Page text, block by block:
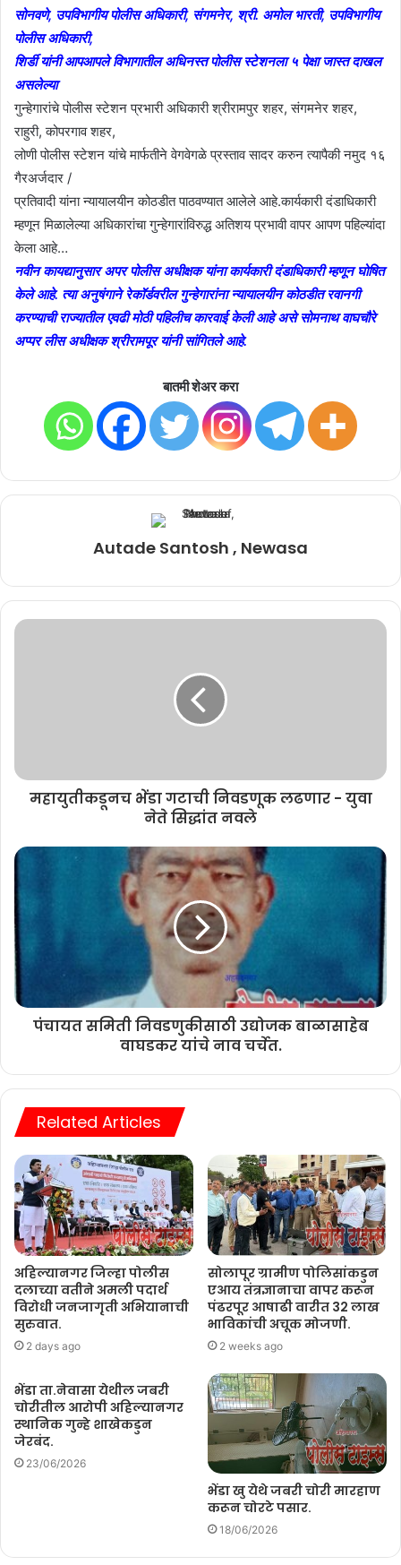
सोनवणे, उपविभागीय पोलीस अधिकारी, संगमनेर, श्री. अमोल भारती, उपविभागीय
पोलीस अधिकारी,
शिर्डी यांनी आपआपले विभागातील अधिनस्त पोलीस स्टेशनला ५ पेक्षा जास्त दाखल
असलेल्या
गुन्हेगारांचे पोलीस स्टेशन प्रभारी अधिकारी श्रीरामपुर शहर, संगमनेर शहर,
राहुरी, कोपरगाव शहर,
लोणी पोलीस स्टेशन यांचे मार्फतीने वेगवेगळे प्रस्ताव सादर करुन त्यापैकी नमुद १६
गैरअर्जदार /
प्रतिवादी यांना न्यायालयीन कोठडीत पाठवण्यात आलेले आहे.कार्यकारी दंडाधिकारी
म्हणून मिळालेल्या अधिकारांचा गुन्हेगारांविरुद्ध अतिशय प्रभावी वापर आपण पहिल्यांदा
केला आहे…
नवीन कायद्यानुसार अपर पोलीस अधीक्षक यांना कार्यकारी दंडाधिकारी म्हणून घोषित
केले आहे. त्या अनुषंगाने रेकॉर्डवरील गुन्हेगारांना न्यायालयीन कोठडीत रवानगी
करण्याची राज्यातील एवढी मोठी पहिलीच कारवाई केली आहे असे सोमनाथ वाघचौरे
अप्पर लीस अधीक्षक श्रीरामपूर यांनी सांगितले आहे.
बातमी शेअर करा
Autade Santosh , Newasa
महायुतीकडूनच भेंडा गटाची निवडणूक लढणार - युवा
नेते सिद्धांत नवले
पंचायत समिती निवडणुकीसाठी उद्योजक बाळासाहेब
वाघडकर यांचे नाव चर्चेत.
Related Articles
अहिल्यानगर जिल्हा पोलीस
दलाच्या वतीने अमली पदार्थ
विरोधी जनजागृती अभियानाची
सुरुवात.
2 days ago
सोलापूर ग्रामीण पोलिसांकडुन
एआय तंत्रज्ञानाचा वापर करून
पंढरपूर आषाढी वारीत 32 लाख
भाविकांची अचूक मोजणी.
2 weeks ago
भेंडा ता.नेवासा येथील जबरी
चोरीतील आरोपी अहिल्यानगर
स्थानिक गुन्हे शाखेकडुन
जेरबंद.
23/06/2026
भेंडा खु येथे जबरी चोरी मारहाण
करून चोरटे पसार.
18/06/2026